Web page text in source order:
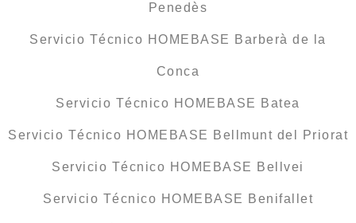
Penedès
Servicio Técnico HOMEBASE Barberà de la
Conca
Servicio Técnico HOMEBASE Batea
Servicio Técnico HOMEBASE Bellmunt del Priorat
Servicio Técnico HOMEBASE Bellvei
Servicio Técnico HOMEBASE Benifallet